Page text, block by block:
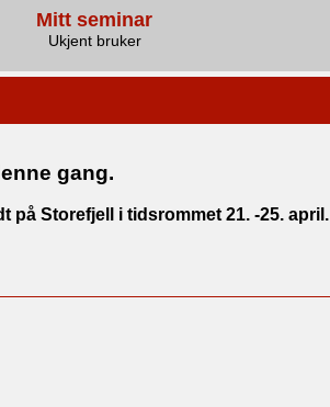
Mitt seminar
Ukjent bruker
gang.
på Storefjell i tidsrommet 21. -25. april.